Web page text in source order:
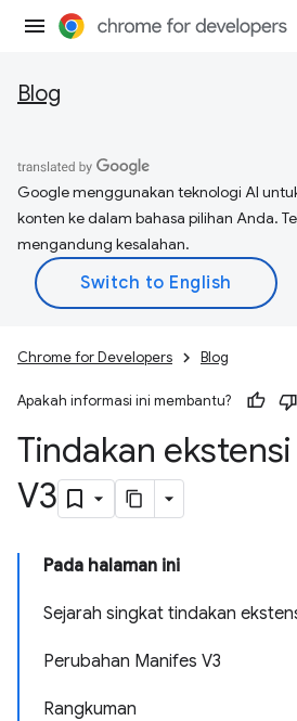
Blog
Google menggunakan teknologi AI
konten ke dalam bahasa pilihan Anda.
mengandung kesalahan.
Chrome for Developers Blog
Apakah informasi ini membantu?
Tindakan
V3
Pada halaman ini
Sejarah singkat tindakan
Perubahan Manifes V3
Rangkuman